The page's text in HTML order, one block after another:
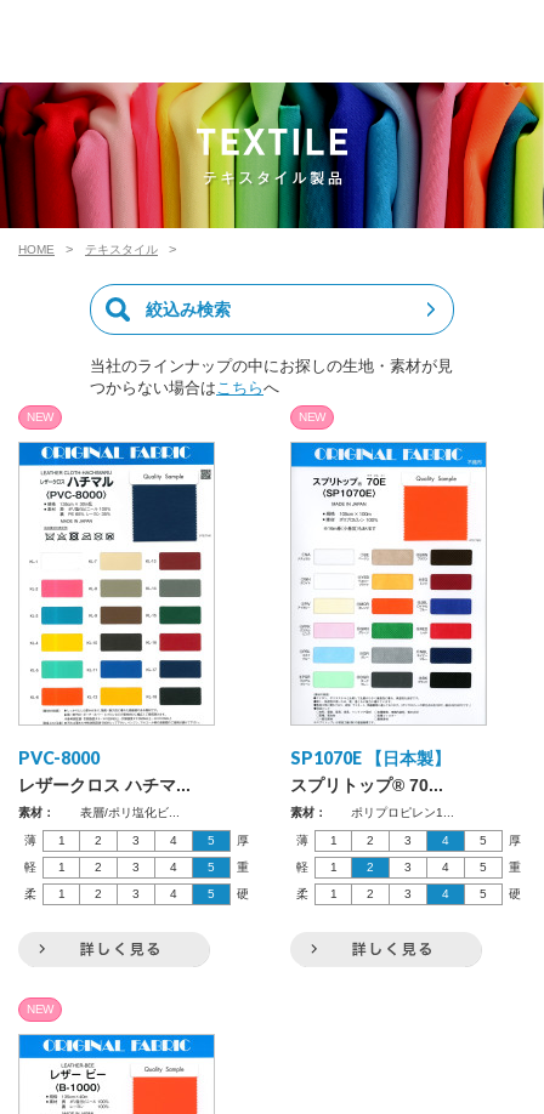
HOME テキスタイル
絞込み検索
当社のラインナップの中にお探しの生地・素材が見
つからない場合はこちらへ
NEW
PVC-8000
レザークロス ハチマ...
素材： 表層/ポリ塩化ビ...
薄 1 2 3 4 5
厚
軽
1 2 3 4 5
重
柔
1 2 3 4 5 硬
NEW
SP1070E 【日本製】
スプリトップ® 70...
素材： ポリプロピレン1...
薄 1 2 3 4 5
厚
軽
1 2 3 4 5
重
柔
1 2 3 4 5 硬
NEW